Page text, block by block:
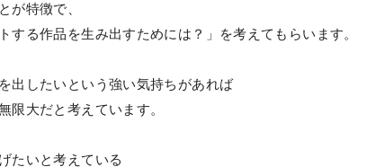
が特徴で、
する作品を生み出すためには？」を考えてもらいます。
出したいという強い気持ちがあれば
限大だと考えています。
たいと考えている